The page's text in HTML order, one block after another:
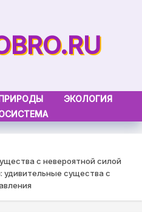
ЭКОЛОГИЯ
с невероятной силой
удивительные существа с